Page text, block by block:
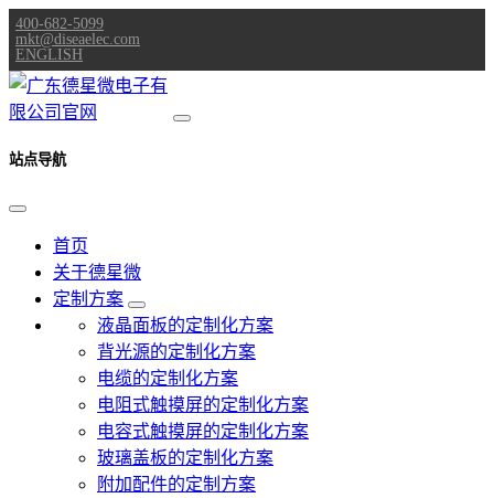
400-682-5099
mkt@diseaelec.com
ENGLISH
站点导航
首页
关于德星微
定制方案
液晶面板的定制化方案
背光源的定制化方案
电缆的定制化方案
电阻式触摸屏的定制化方案
电容式触摸屏的定制化方案
玻璃盖板的定制化方案
附加配件的定制方案